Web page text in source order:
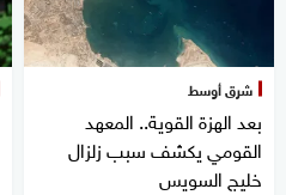
شرق أوسط
بعد الهزة القوية.. المعهد
القومي يكشف سبب زلزال
خليج السويس